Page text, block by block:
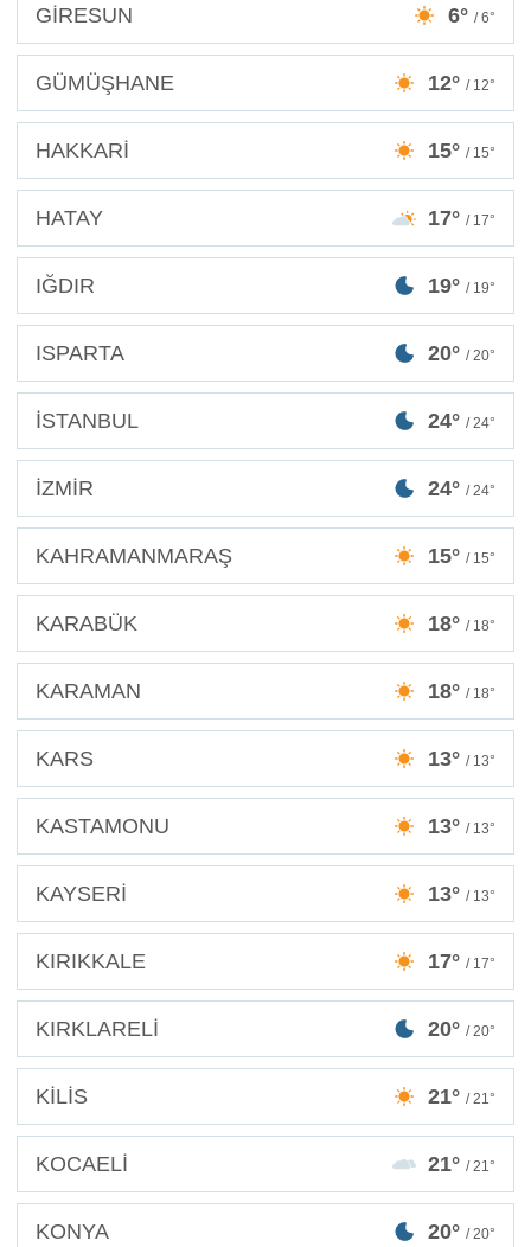
GİRESUN 6° / 6°
GÜMÜŞHANE 12° / 12°
HAKKARİ 15° / 15°
HATAY 17° / 17°
IĞDIR 19° / 19°
ISPARTA 20° / 20°
İSTANBUL 24° / 24°
İZMİR 24° / 24°
KAHRAMANMARAŞ 15° / 15°
KARABÜK 18° / 18°
KARAMAN 18° / 18°
KARS 13° / 13°
KASTAMONU 13° / 13°
KAYSERİ 13° / 13°
KIRIKKALE 17° / 17°
KIRKLARELİ 20° / 20°
KİLİS 21° / 21°
KOCAELİ 21° / 21°
KONYA 20° / 20°